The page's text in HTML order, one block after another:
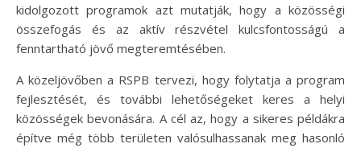
kidolgozott programok azt mutatják, hogy a közösségi
összefogás és az aktív részvétel kulcsfontosságú a
fenntartható jövő megteremtésében.
A közeljövőben a RSPB tervezi, hogy folytatja a program
fejlesztését, és további lehetőségeket keres a helyi
közösségek bevonására. A cél az, hogy a sikeres példákra
építve még több területen valósulhassanak meg hasonló